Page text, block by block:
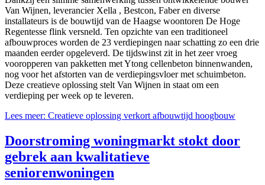
Van Wijnen, leverancier Xella , Bestcon, Faber en diverse
installateurs is de bouwtijd van de Haagse woontoren De Hoge
Regentesse flink versneld. Ten opzichte van een traditioneel
afbouwproces worden de 23 verdiepingen naar schatting zo een drie
maanden eerder opgeleverd. De tijdswinst zit in het zeer vroeg
vooropperen van pakketten met Ytong cellenbeton binnenwanden,
nog voor het afstorten van de verdiepingsvloer met schuimbeton.
Deze creatieve oplossing stelt Van Wijnen in staat om een
verdieping per week op te leveren.
Lees meer: Creatieve oplossing verkort afbouwtijd hoogbouw
Doorstroming woningmarkt stokt door
gebrek aan kwalitatieve
seniorenwoningen